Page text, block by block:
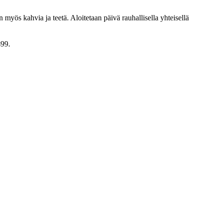
kahvia ja teetä. Aloitetaan päivä rauhallisella yhteisellä